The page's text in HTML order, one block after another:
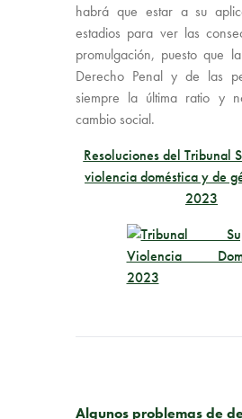
habrá que estar a su
estadios para ver las
promulgación, puesto que
Derecho Penal y de las
siempre la última ratio y
cambio social.
Resoluciones del Tribunal
violencia doméstica y de
2023
Algunos problemas de